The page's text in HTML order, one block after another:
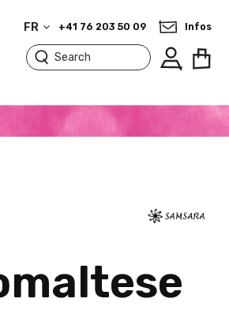
FR +41 76 203 50 09 Infos